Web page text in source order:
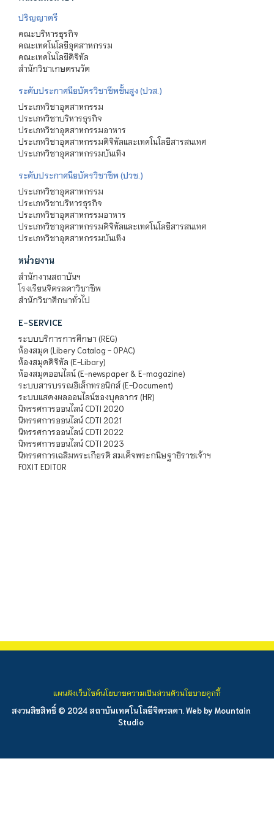
ปริญญาตรี
คณะบริหารธุรกิจ
คณะเทคโนโลยีอุตสาหกรรม
คณะเทคโนโลยีดิจิทัล
สำนักวิชาเกษตรนวัต
ระดับประกาศนียบัตรวิชาชีพชั้นสูง (ปวส.)
ประเภทวิชาอุตสาหกรรม
ประเภทวิชาบริหารธุรกิจ
ประเภทวิชาอุตสาหกรรมอาหาร
ประเภทวิชาอุตสาหกรรมดิจิทัลและเทคโนโลยีสารสนเทศ
ประเภทวิชาอุตสาหกรรมบันเทิง
ระดับประกาศนียบัตรวิชาชีพ (ปวช.)
ประเภทวิชาอุตสาหกรรม
ประเภทวิชาบริหารธุรกิจ
ประเภทวิชาอุตสาหกรรมอาหาร
ประเภทวิชาอุตสาหกรรมดิจิทัลและเทคโนโลยีสารสนเทศ
ประเภทวิชาอุตสาหกรรมบันเทิง
หน่วยงาน
สำนักงานสถาบันฯ
โรงเรียนจิตรลดาวิชาชีพ
สำนักวิชาศึกษาทั่วไป
E-SERVICE
ระบบบริการการศึกษา (REG)
ห้องสมุด (Libery Catalog - OPAC)
ห้องสมุดดิจิทัล (E-Libary)
ห้องสมุดออนไลน์ (E-newspaper & E-magazine)
ระบบสารบรรณอิเล็กทรอนิกส์ (E-Document)
ระบบแสดงผลออนไลน์ของบุคลากร (HR)
นิทรรศการออนไลน์ CDTI 2020
นิทรรศการออนไลน์ CDTI 2021
นิทรรศการออนไลน์ CDTI 2022
นิทรรศการออนไลน์ CDTI 2023
นิทรรศการเฉลิมพระเกียรติ สมเด็จพระกนิษฐาธิราชเจ้าฯ
FOXIT EDITOR
สงวนลิขสิทธิ์ © 2024 สถาบันเทคโนโลยีจิตรลดา. Web by Mountain
Studio
แผนผังเว็บไซต์นโยบายความเป็นส่วนตัวนโยบายคุกกี้